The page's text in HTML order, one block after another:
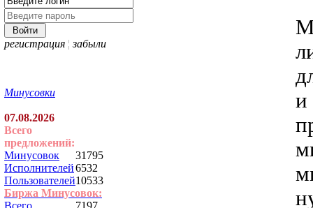
регистрация ¦ забыли
Минусовки
07.08.2026
Всего
предложений:
Минусовок
31795
Исполнителей6532
Пользователей10533
Биржа Минусовок:
Всего
7197
и